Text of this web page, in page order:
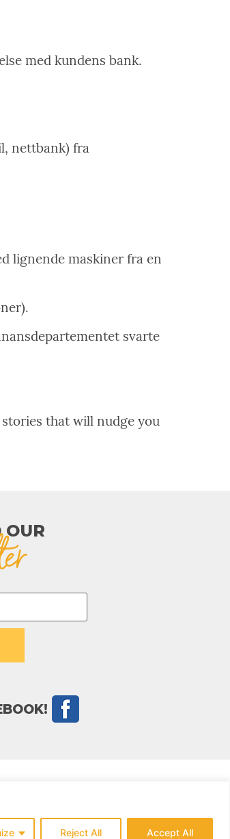
Reject All Accept All
med kundens bank.
nettbank) fra
lignende maskiner fra en
svarte
that will nudge you
OUR​